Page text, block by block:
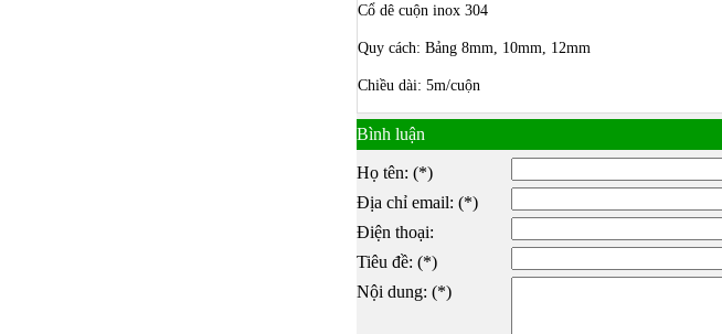
Cổ dê cuộn inox 304
Quy cách: Bảng 8mm, 10mm, 12mm
Chiều dài: 5m/cuộn
Bình luận
Họ tên: (*)
Địa chỉ email: (*)
Điện thoại:
Tiêu đề: (*)
Nội dung: (*)